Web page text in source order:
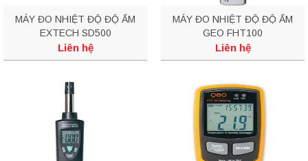
MÁY ĐO NHIỆT ĐỘ ĐỘ ẨM
EXTECH SD500
Liên hệ
MÁY ĐO NHIỆT ĐỘ ĐỘ ẨM
GEO FHT100
Liên hệ